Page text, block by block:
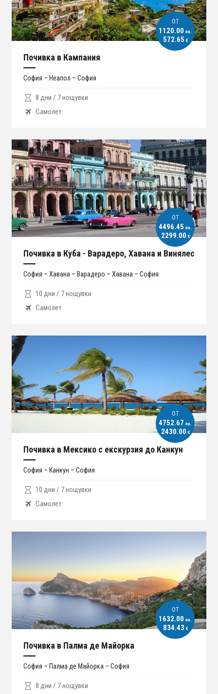
ОT
1120.00 лв.
572.65 €
Почивка в Кампания
София – Неапол – София
8 дни / 7 нощувки
Самолет
ОT
4496.45 лв.
2299.00 €
Почивка в Куба - Варадеро, Хавана и Винялес
София – Хавана – Варадеро – Хавана – София
10 дни / 7 нощувки
Самолет
ОT
4752.67 лв.
2430.00 €
Почивка в Мексико с екскурзия до Канкун
София – Канкун – София
10 дни / 7 нощувки
Самолет
ОT
1632.00 лв.
834.43 €
Почивка в Палма де Майорка
София – Палма де Майорка – София
8 дни / 7 нощувки